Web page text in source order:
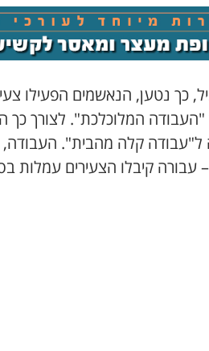
כך נטען, הנאשמים הפעילו
"העבודה המלוכלכת". לצורך כך
קלה מהבית". העבודה,
– עבורה קיבלו הצעירים עמלות